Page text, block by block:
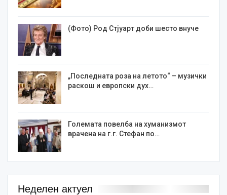
(Фото) Род Стјуарт доби шесто внуче
„Последната роза на летото“ – музички
раскош и европски дух…
Големата повелба на хуманизмот
врачена на г.г. Стефан по…
Неделен актуел